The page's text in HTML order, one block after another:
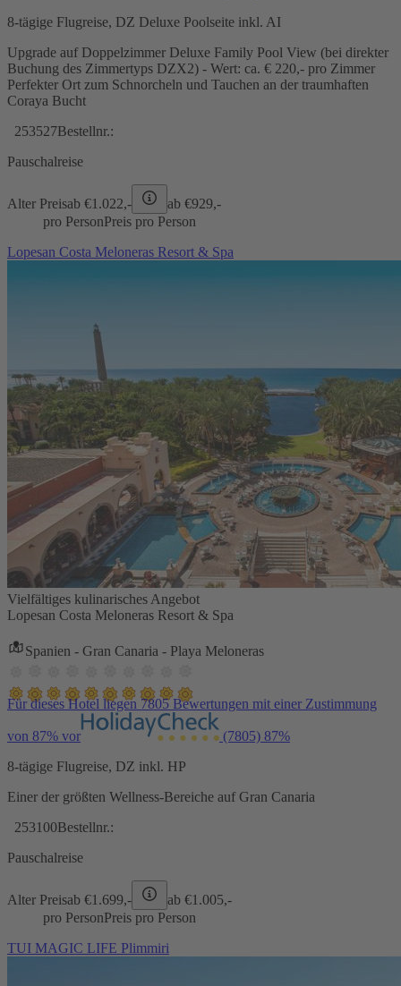
8-tägige Flugreise, DZ Deluxe Poolseite inkl. AI
Upgrade auf Doppelzimmer Deluxe Family Pool View (bei direkter
Buchung des Zimmertyps DZX2) - Wert: ca. € 220,- pro Zimmer
Perfekter Ort zum Schnorcheln und Tauchen an der traumhaften
Coraya Bucht
253527Bestellnr.:
Pauschalreise
Alter Preisab €1.022,- ab €929,-
pro PersonPreis pro Person
Lopesan Costa Meloneras Resort & Spa
Vielfältiges kulinarisches Angebot
Lopesan Costa Meloneras Resort & Spa
Spanien - Gran Canaria - Playa Meloneras
Für dieses Hotel liegen 7805 Bewertungen mit einer Zustimmung
von 87% vor (7805) 87%
8-tägige Flugreise, DZ inkl. HP
Einer der größten Wellness-Bereiche auf Gran Canaria
253100Bestellnr.:
Pauschalreise
Alter Preisab €1.699,- ab €1.005,-
pro PersonPreis pro Person
TUI MAGIC LIFE Plimmiri